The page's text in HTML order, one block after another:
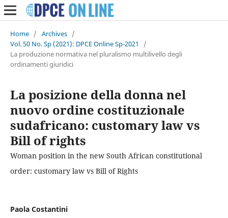
Home / Archives /
Vol. 50 No. Sp (2021): DPCE Online Sp-2021
/
La produzione normativa nel pluralismo multilivello degli
ordinamenti giuridici
La posizione della donna nel
nuovo ordine costituzionale
sudafricano: customary law vs
Bill of rights
Woman position in the new South African constitutional
order: customary law vs Bill of Rights
Paola Costantini